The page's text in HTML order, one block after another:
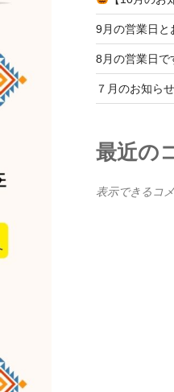
9月の営業日と
8月の営業日で
７月のお知らせ
最近の
表示できるコ